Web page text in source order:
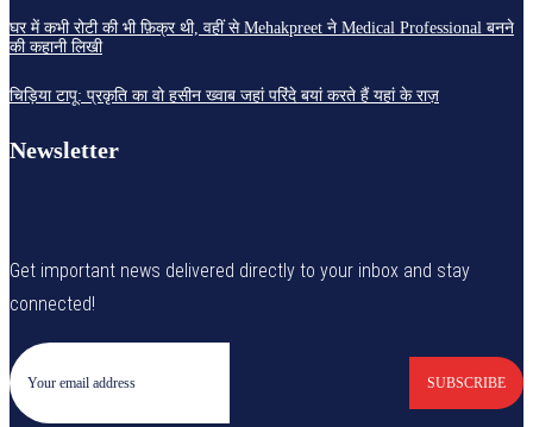
घर में कभी रोटी की भी फ़िक्र थी, वहीं से Mehakpreet ने Medical Professional बनने
की कहानी लिखी
चिड़िया टापू: प्रकृति का वो हसीन ख्वाब जहां परिंदे बयां करते हैं यहां के राज़
Newsletter
Get important news delivered directly to your inbox and stay
connected!
SUBSCRIBE